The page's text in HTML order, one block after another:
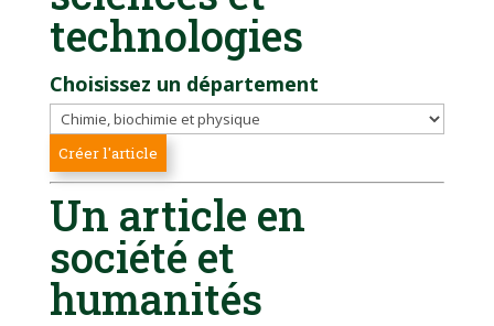
technologies
Choisissez un département
Un article en
société et
humanités